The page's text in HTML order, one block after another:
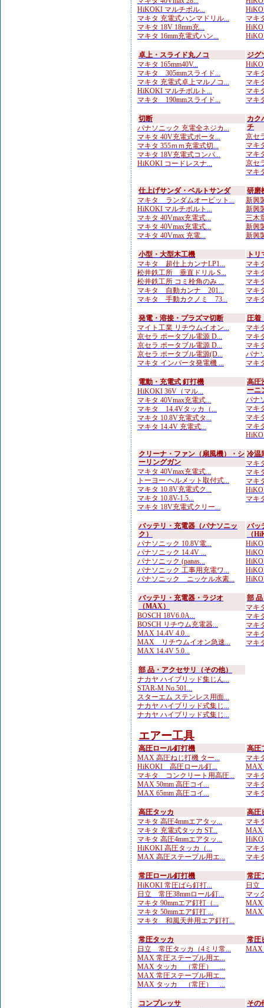
HiKOKI マルチボル...
マキタ 充電式ハンマドリル...
マキタ 18V 18mm充...
マキタ 16mm充電式ハン...
マキ
卓上・スライド丸ノコ
マキタ 165mm40V...
マキタ 305mmスライド...
マキタ 充電式卓上マルノコ...
HiKOKI マルチボルト...
マキタ 190mmスライド...
ジグ
マキ
マキ
マキ
マキ
切断
パナソニック 充電全ネジカ...
マキタ 40V充電式ポータ...
マキタ 355ｍｍ充電式切...
マキタ 18V充電式コンパ...
HiKOKI コードレスナ...
カク
チ
京セ
マキ
マキ
京セ
マキ
仕上げサンダ・ベルトサンダ
マキタ ランダムオービット...
HiKOKI マルチボルト...
マキタ 40Vmax充電式...
マキタ 40Vmax充電式...
マキタ 40Vmax 充電...
研磨
新興
新興
三木
新興
新興
小型・大型木工機
マキタ 超仕上カンナLP1...
松井鉄工所 垂直ドリル S...
松井鉄工所 コミ栓角のみ ...
マキタ 自動カンナ 201...
マキタ 手動カクノミ 73...
ト
マキ
マキ
マキ
マキ
マキ
発電・溶接・プラズマ切断
マイト工業 リチウムイオン...
京セラ ポータブル電源 D...
京セラ ポータブル電源 D...
京セラ ポータブル電源(D...
マキタ インバータ発電機 ...
圧着
マキ
マキ
マキ
パナ
マキ
電動・充電式 釘打機
HiKOKI 36V（マル...
マキタ 40Vmax充電式...
マキタ 14.4Vタッカ（...
マキタ 10.8V充電式タ...
マキタ 14.4V 充電式...
高圧
ーニ
パナ
マキ
マキ
マキ
クリーナ・ファン（扇風機）・シ
ーリングガン
マキタ 40Vmax充電式...
トーヨー ヘルメット取付式...
マキタ 10.8V充電式ク...
マキタ 10.8V-1.5...
マキタ 18V充電式クリー...
冷温
マキ
マキ
マキ
マキ
バッテリ・充電器（パナソニッ
ク）
パナソニック 10.8V電...
パナソニック 14.4V ...
パナソニック (panas...
パナソニック 工事用充電ワ...
パナソニック ニッケル水素...
バッ
（
バッテリ・充電器・ラジオ
（MAX）
BOSCH 18V6.0A...
BOSCH リチウム充電器...
MAX 14.4V 4.0...
MAX リチウムイオン急速...
MAX 14.4V 5.0...
部
マキ
マキ
マキ
マキ
マキ
部 品・アクセサリ（その他）
ナカヤ ハイブリッド集じん...
STAR-M No.501...
スターエム ステンレス用面...
ナカヤ ハイブリッド式集じ...
ナカヤ ハイブリッド式集じ...
エアー工具
高圧ロール釘打機
MAX 高圧ねじ打機 ター...
HiKOKI 高圧ロール釘...
マキタ コンクリート用高圧...
MAX 50mm 高圧コイ...
MAX 65mm 高圧コイ...
高圧
マキ
MAX
マキ
マキ
マキ
高圧タッカ
マキタ 高圧4mmエアタッ...
マキタ 充電式タッカ ST...
マキタ 高圧4mmエアタッ...
HiKOKI 高圧タッカ（...
MAX 高圧ステープル用エ...
高圧
マキ
MAX
マキ
マキ
常圧ロール釘打機
HiKOKI 常圧ばら釘打...
日立 常圧38mmロール釘...
マキタ 90mmエア釘打（...
マキタ 50mmエア釘打 ...
マキタ 和風天井用エア釘打...
常圧
日立
マッ
MAX
MAX
常圧タッカ
日立 常圧タッカ（4ミリ常...
MAX 常圧ステープル用エ...
MAX タッカ （常圧） ...
MAX 常圧ステープル用エ...
MAX タッカ （常圧） ...
常圧
MAX
コンプレッサ
その